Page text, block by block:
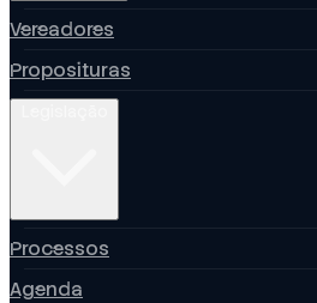
Vereadores
Proposituras
Processos
Agenda